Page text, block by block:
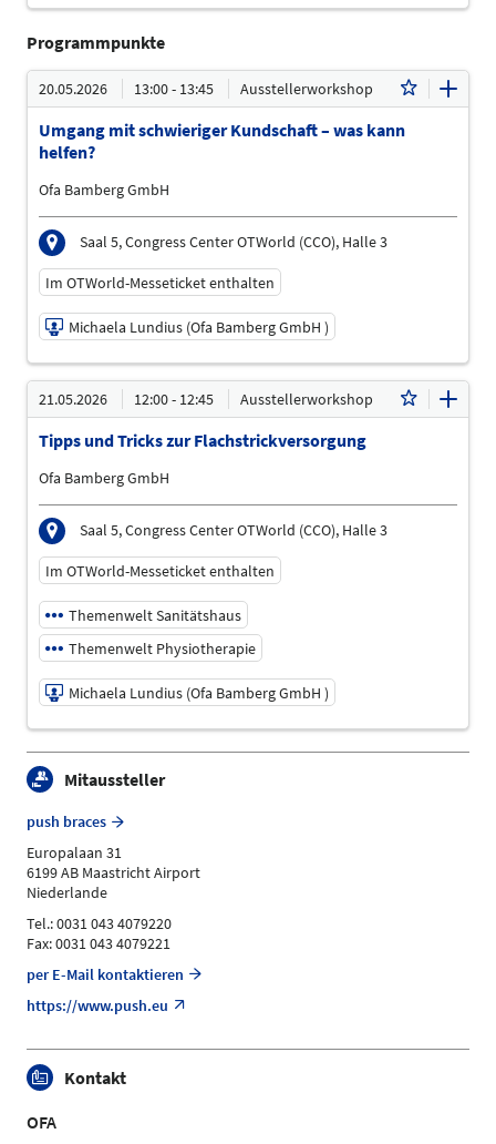
Programmpunkte
20.05.2026 13:00 - 13:45 Ausstellerworkshop
Umgang mit schwieriger Kundschaft – was kann
helfen?
Ofa Bamberg GmbH
Saal 5, Congress Center OTWorld (CCO), Halle 3
Im OTWorld-Messeticket enthalten
Michaela Lundius (Ofa Bamberg GmbH )
20.05.2026 | 13:00 - 13:45
Michaela Lundius (Ofa Bamberg GmbH )
Referent
Sprache
Deutsch
21.05.2026 12:00 - 12:45 Ausstellerworkshop
Tipps und Tricks zur Flachstrickversorgung
Ofa Bamberg GmbH
Saal 5, Congress Center OTWorld (CCO), Halle 3
Im OTWorld-Messeticket enthalten
Themenwelt Sanitätshaus
Themenwelt Physiotherapie
Michaela Lundius (Ofa Bamberg GmbH )
21.05.2026 | 12:00 - 12:45
Michaela Lundius (Ofa Bamberg GmbH )
Sprache
Deutsch
Themen
Mitaussteller
push braces
Europalaan 31
6199 AB Maastricht Airport
Niederlande
Tel.: 0031 043 4079220
Fax: 0031 043 4079221
per E-Mail kontaktieren
https://www.push.eu
Kontakt
OFA